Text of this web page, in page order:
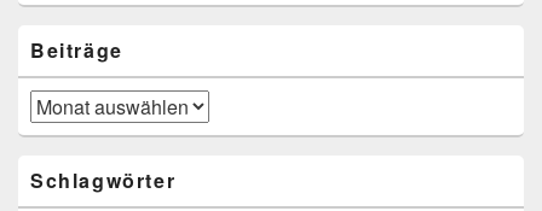
Beiträge
Beiträge
Schlagwörter